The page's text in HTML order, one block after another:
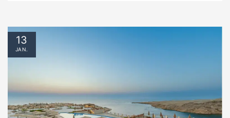
13
JAN.